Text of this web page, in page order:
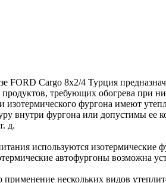
FORD Cargo 8x2/4 Турция
требующих обогрева при
изотермического фургона имеют
внутри фургона или допустимы ее
д.
используются
автофургоны возможна
нескольких видов